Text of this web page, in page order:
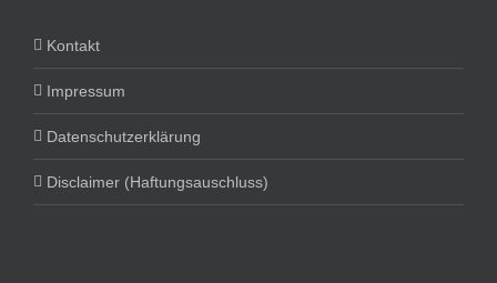
Kontakt
Impressum
Datenschutzerklärung
Disclaimer (Haftungsauschluss)